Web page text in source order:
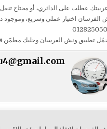
عطلت على الدائري، أو محتاج
الفرسان اختيار عملي وسريع، وموجود
حمّل تطبيق ونش الفرسان وخليك مطمّن